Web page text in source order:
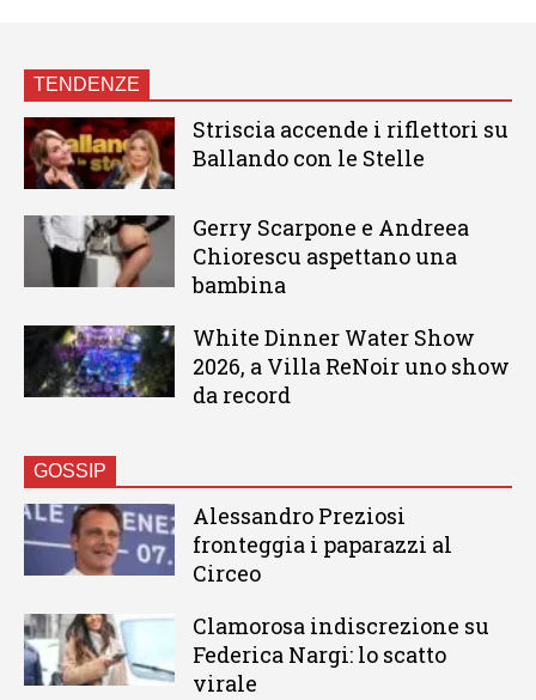
TENDENZE
Striscia accende i riflettori su
Ballando con le Stelle
Gerry Scarpone e Andreea
Chiorescu aspettano una
bambina
White Dinner Water Show
2026, a Villa ReNoir uno show
da record
GOSSIP
Alessandro Preziosi
fronteggia i paparazzi al
Circeo
Clamorosa indiscrezione su
Federica Nargi: lo scatto
virale